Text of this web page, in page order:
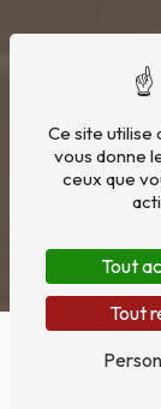
Ce site utilise
vous donne
ceux que
Tout
Tout